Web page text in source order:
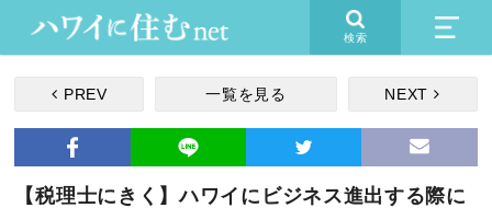
検索
PREV 一覧を見る NEXT
【税理士にきく】ハワイにビジネス進出する際に